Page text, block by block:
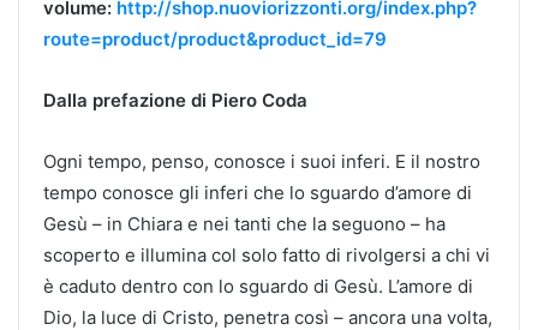
volume: http://shop.nuoviorizzonti.org/index.php?
route=product/product&product_id=79
Dalla prefazione di Piero Coda
Ogni tempo, penso, conosce i suoi inferi. E il nostro
tempo conosce gli inferi che lo sguardo d’amore di
Gesù – in Chiara e nei tanti che la seguono – ha
scoperto e illumina col solo fatto di rivolgersi a chi vi
è caduto dentro con lo sguardo di Gesù. L’amore di
Dio, la luce di Cristo, penetra così – ancora una volta,